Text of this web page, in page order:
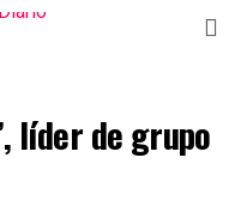
líder de grupo